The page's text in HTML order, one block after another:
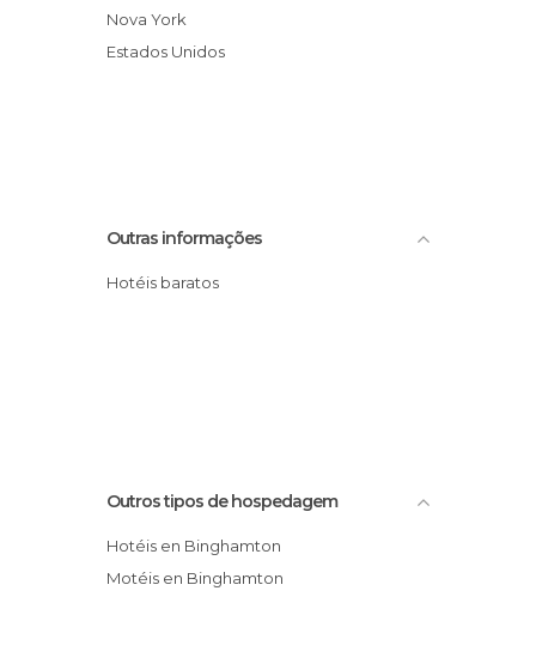
Nova York
Estados Unidos
Outras informações
Hotéis baratos
Outros tipos de hospedagem
Hotéis en Binghamton
Motéis en Binghamton